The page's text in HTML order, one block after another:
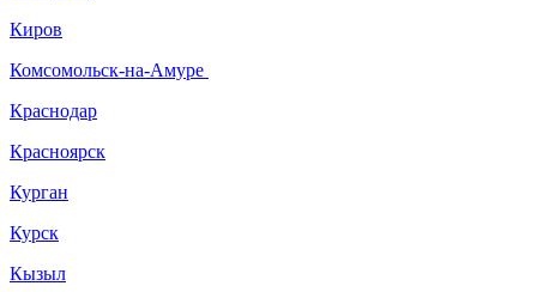
Киров
Комсомольск-на-Амуре
Краснодар
Красноярск
Курган
Курск
Кызыл